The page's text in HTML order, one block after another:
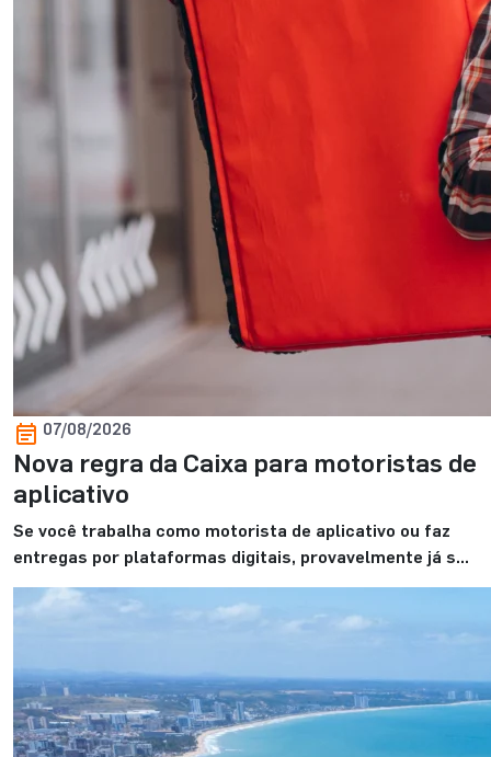
07/08/2026
Nova regra da Caixa para motoristas de
aplicativo
Se você trabalha como motorista de aplicativo ou faz
entregas por plataformas digitais, provavelmente já se
perguntou se essa renda é suficiente para financiar um
imóvel e realizar o sonho da casa própria. E, mais do que
isso, se o banco realmente reconhece esses ganhos